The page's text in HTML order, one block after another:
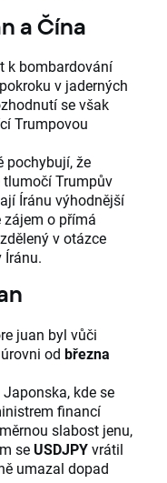
a Čína
k bombardování
v jaderných
se však
Trumpovou
pochybují, že
Trumpův
Íránu výhodnější
zájem o přímá
v otázce
Íránu.
juan byl vůči
od března
kde se
financí
slabost jenu,
se USDJPYvrátil
umazal dopad